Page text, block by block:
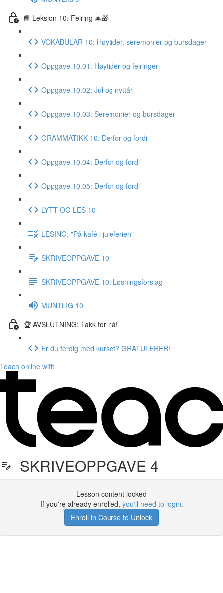
📘 Leksjon 10: Feiring 🎄🎁
VOKABULAR 10: Høytider, seremonier og bursdager
Oppgave 10.01: Høytider og feiringer
Oppgave 10.02: Jul og nyttår
Oppgave 10.03: Seremonier og bursdager
GRAMMATIKK 10: Derfor og fordi
Oppgave 10.04: Derfor og fordi
Oppgave 10.05: Derfor og fordi
LYTT OG LES 10
LESING: "På kafé i juleferien"
SKRIVEOPPGAVE 10
SKRIVEOPPGAVE 10: Løsningsforslag
MUNTLIG 10
🏆 AVSLUTNING: Takk for nå!
Er du ferdig med kurset? GRATULERER!
Teach online with
SKRIVEOPPGAVE 4
Lesson content locked
If you're already enrolled, you'll need to login.
Enroll in Course to Unlock